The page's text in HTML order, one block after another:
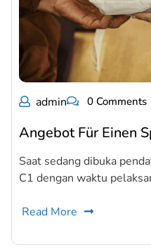
admin 0 Comments
Angebot Für Einen
Saat sedang dibuka
C1 dengan waktu
Read More